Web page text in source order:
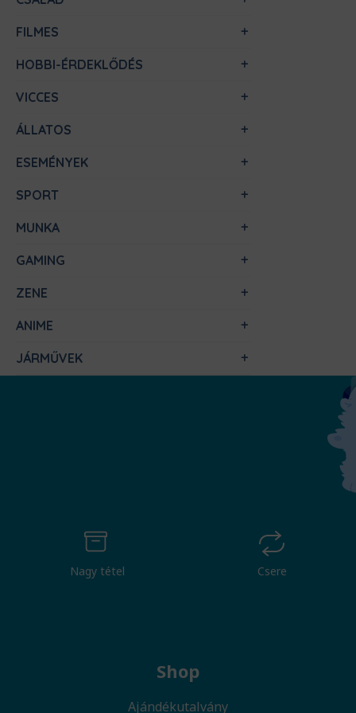
FILMES
HOBBI-ÉRDEKLŐDÉS
VICCES
ÁLLATOS
ESEMÉNYEK
SPORT
MUNKA
GAMING
ZENE
ANIME
JÁRMŰVEK
Nagy tétel Csere
Shop
Ajándékutalvány